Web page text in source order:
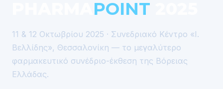
POINT
11 & 12 Οκτωβρίου 2025 · Συνεδριακό Κέντρο «Ι.
Βελλίδης», Θεσσαλονίκη — το μεγαλύτερο
φαρμακευτικό συνέδριο-έκθεση της Βόρειας
Ελλάδας.